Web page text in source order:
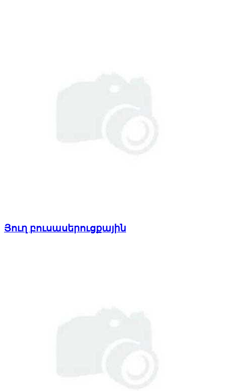
Յուղ բուսասերուցքային